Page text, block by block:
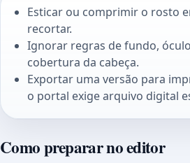
Esticar ou comprimir o rosto
recortar.
Ignorar regras de fundo,
cobertura da cabeça.
Exportar uma versão para
o portal exige arquivo digital
Como preparar no editor